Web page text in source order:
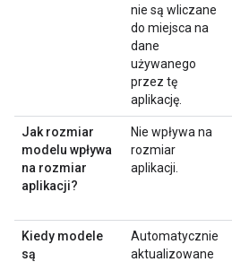
nie są wliczane
do miejsca na
dane
używanego
przez tę
aplikację.
Jak rozmiar
modelu wpływa
na rozmiar
aplikacji?
Nie wpływa na
rozmiar
aplikacji.
Kiedy modele
są
Automatycznie
aktualizowane